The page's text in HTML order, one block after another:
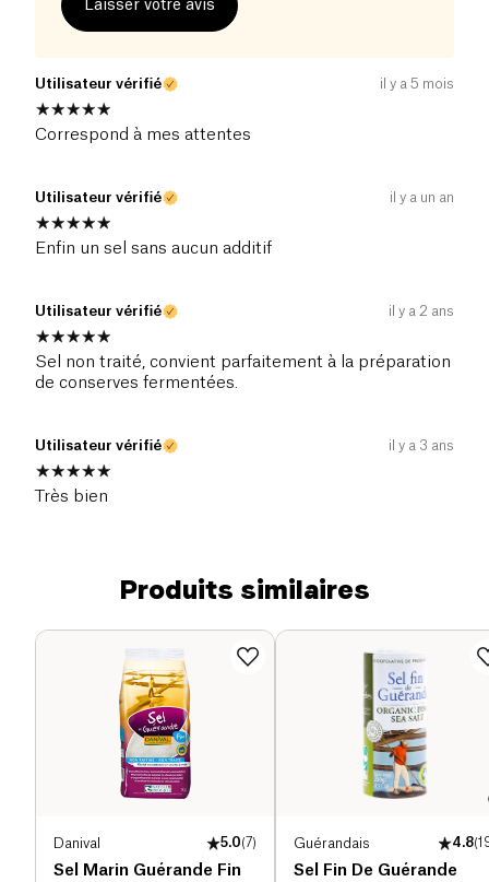
Laisser votre avis
Utilisateur vérifié il y a 5 mois
Correspond à mes attentes
Utilisateur vérifié il y a un an
Enfin un sel sans aucun additif
Utilisateur vérifié il y a 2 ans
Sel non traité, convient parfaitement à la préparation
de conserves fermentées.
Utilisateur vérifié il y a 3 ans
Très bien
Produits similaires
Danival 5.0(7)
Sel Marin Guérande Fin
Guérandais 4.8(
Sel Fin De Guérande